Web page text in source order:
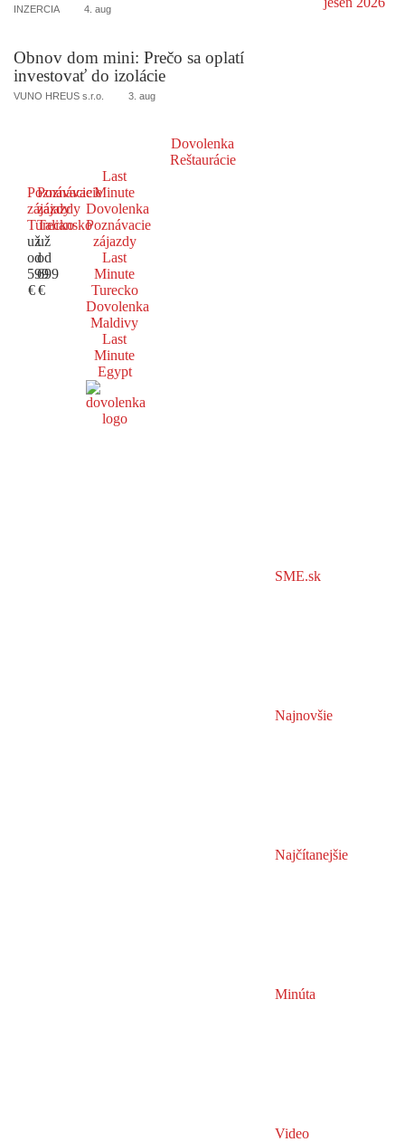
INZERCIA 4. aug
Obnov dom mini: Prečo sa oplatí
investovať do izolácie
VUNO HREUS s.r.o. 3. aug
Dovolenka
Reštaurácie
Poznávacie
zájazdy
Turecko
už
od
599
€
Poznávacie
zájazdy
Taliansko
už
od
699
€
Last
Minute
Dovolenka
Poznávacie
zájazdy
Last
Minute
Turecko
Dovolenka
Maldivy
Last
Minute
Egypt
SME.sk
Najnovšie
Najčítanejšie
Minúta
Video